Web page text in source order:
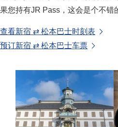
果您持有JR Pass，这会是个不错
查看新宿 ⇄ 松本巴士时刻表
预订新宿 ⇄ 松本巴士车票